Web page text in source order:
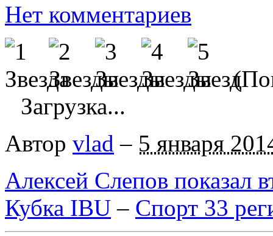
Нет комментариев
Загрузка...
Автор vlad – 5 января
Алексей Слепов показал
Кубка IBU – Спорт 33